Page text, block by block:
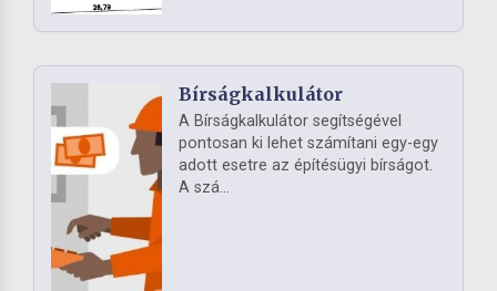
Bírságkalkulátor
A Bírságkalkulátor segítségével
pontosan ki lehet számítani egy-egy
adott esetre az építésügyi bírságot.
A szá...